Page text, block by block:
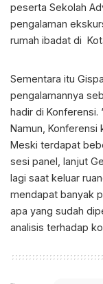
peserta Sekolah
pengalaman
rumah ibadat di
Sementara itu
pengalamannya
hadir di Konferensi.
Namun, Konferensi
Meski terdapat
sesi panel, lanjut
lagi saat keluar
mendapat banyak
apa yang sudah
analisis terhadap